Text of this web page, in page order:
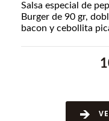
Salsa especial de
Burger de 90 gr,
bacon y cebollita